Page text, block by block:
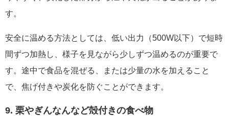
す。
安全に温める方法としては、低い出力（500W以下）で短時
間ずつ加熱し、様子を見ながら少しずつ温めるのが重要で
す。途中で食品を混ぜる、または少量の水を加えること
で、焦げ付きや炭化を防ぐことができます。
9. 栗やぎんなんなど殻付きの食べ物